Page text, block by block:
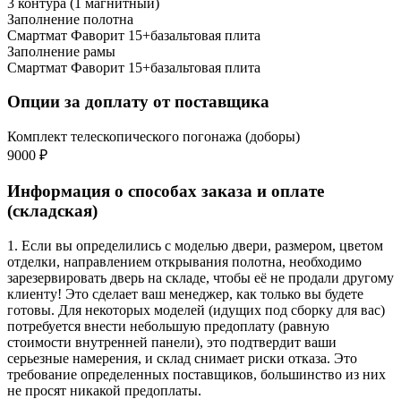
Заполнение полотна
Смартмат Фаворит 15+базальтовая плита
Заполнение рамы
Смартмат Фаворит 15+базальтовая плита
Опции за доплату от поставщика
Комплект телескопического погонажа (доборы)
9000 ₽
Информация о способах заказа и оплате
(складская)
1. Если вы определились с моделью двери, размером, цветом
отделки, направлением открывания полотна, необходимо
зарезервировать дверь на складе, чтобы её не продали другому
клиенту! Это сделает ваш менеджер, как только вы будете
готовы. Для некоторых моделей (идущих под сборку для вас)
потребуется внести небольшую предоплату (равную
стоимости внутренней панели), это подтвердит ваши
серьезные намерения, и склад снимает риски отказа. Это
требование определенных поставщиков, большинство из них
не просят никакой предоплаты.